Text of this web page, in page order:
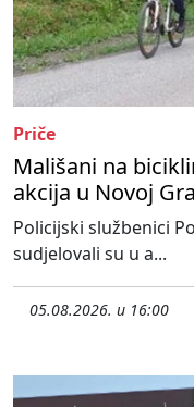
Priče
Mališani na
akcija u Novoj
Policijski službenici
sudjelovali su u a...
05.08.2026. u 16:00